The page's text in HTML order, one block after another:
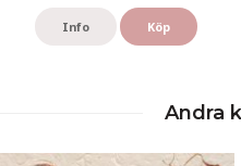
Info Köp
Andra